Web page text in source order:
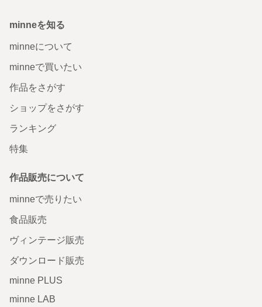
minneを知る
minneについて
minneで買いたい
作品をさがす
ショップをさがす
ランキング
特集
作品販売について
minneで売りたい
食品販売
ヴィンテージ販売
ダウンロード販売
minne PLUS
minne LAB